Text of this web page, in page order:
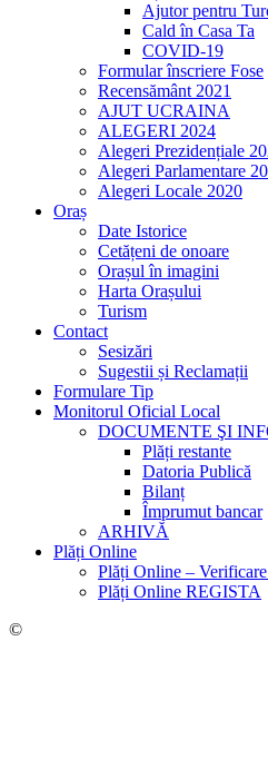
Ajutor pentru
Cald în Casa Ta
COVID-19
Formular înscriere Fose
Recensământ 2021
AJUT UCRAINA
ALEGERI 2024
Alegeri Prezidențiale
Alegeri Parlamentare
Alegeri Locale 2020
Oraș
Date Istorice
Cetățeni de onoare
Orașul în imagini
Harta Orașului
Turism
Contact
Sesizări
Sugestii și Reclamații
Formulare Tip
Monitorul Oficial Local
DOCUMENTE ŞI
Plăți restante
Datoria Publică
Bilanț
Împrumut bancar
ARHIVĂ
Plăți Online
Plăți Online –
Plăți Online REGISTA
©